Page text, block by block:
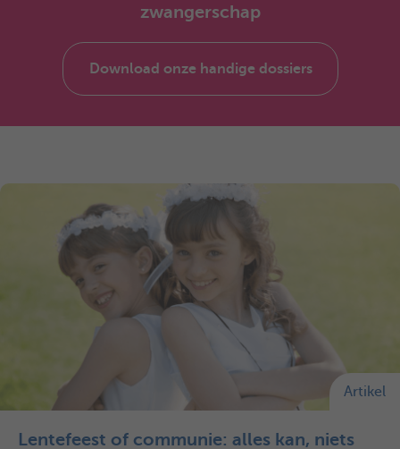
zwangerschap
Download onze handige dossiers
Artikel
Lentefeest of communie: alles kan, niets